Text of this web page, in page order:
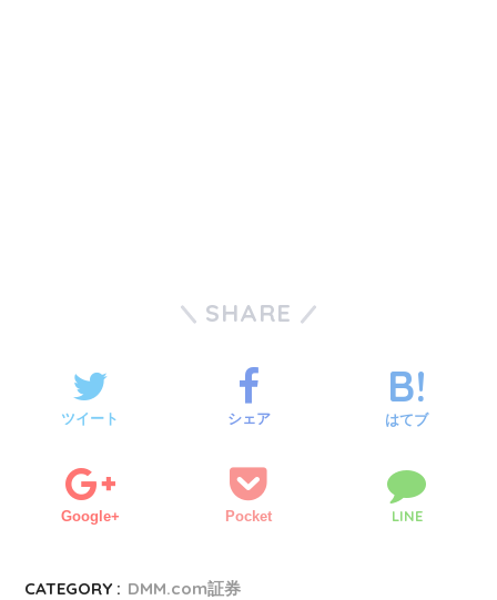
SHARE
ツイート シェア はてブ
Google+ Pocket LINE
CATEGORY : DMM.com証券